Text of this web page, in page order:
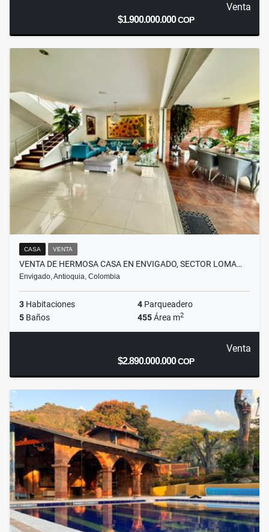
Venta
$1.900.000.000COP
CASA VENTA
VENTA DE HERMOSA CASA EN ENVIGADO, SECTOR LOMA…
Envigado, Antioquia, Colombia
3 Habitaciones 4 Parqueadero
5 Baños 455Área m2
Venta
$2.890.000.000COP